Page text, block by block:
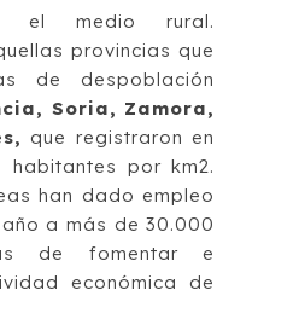
el medio rural.
provincias que
de despoblación
Soria, Zamora,
que registraron en
habitantes por km2.
han dado empleo
a más de 30.000
de fomentar e
económica de